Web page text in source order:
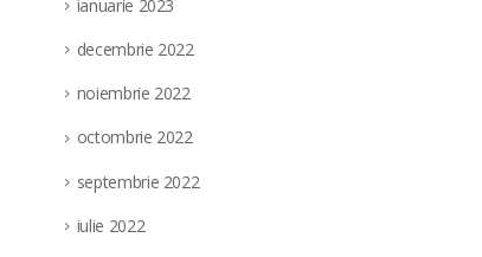
read more
ianuarie 2023
decembrie 2022
noiembrie 2022
octombrie 2022
septembrie 2022
iulie 2022